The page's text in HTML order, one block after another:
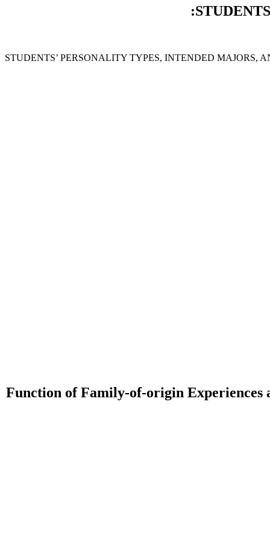
STUDENTS’ PERSONALITY TYPES, INTENDED MAJORS,
Function of Family-of-origin